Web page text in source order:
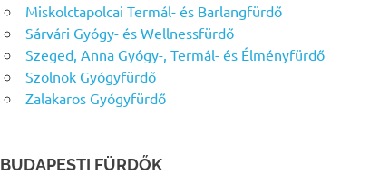
Miskolctapolcai Termál- és Barlangfürdő
Sárvári Gyógy- és Wellnessfürdő
Szeged, Anna Gyógy-, Termál- és Élményfürdő
Szolnok Gyógyfürdő
Zalakaros Gyógyfürdő
BUDAPESTI FÜRDŐK